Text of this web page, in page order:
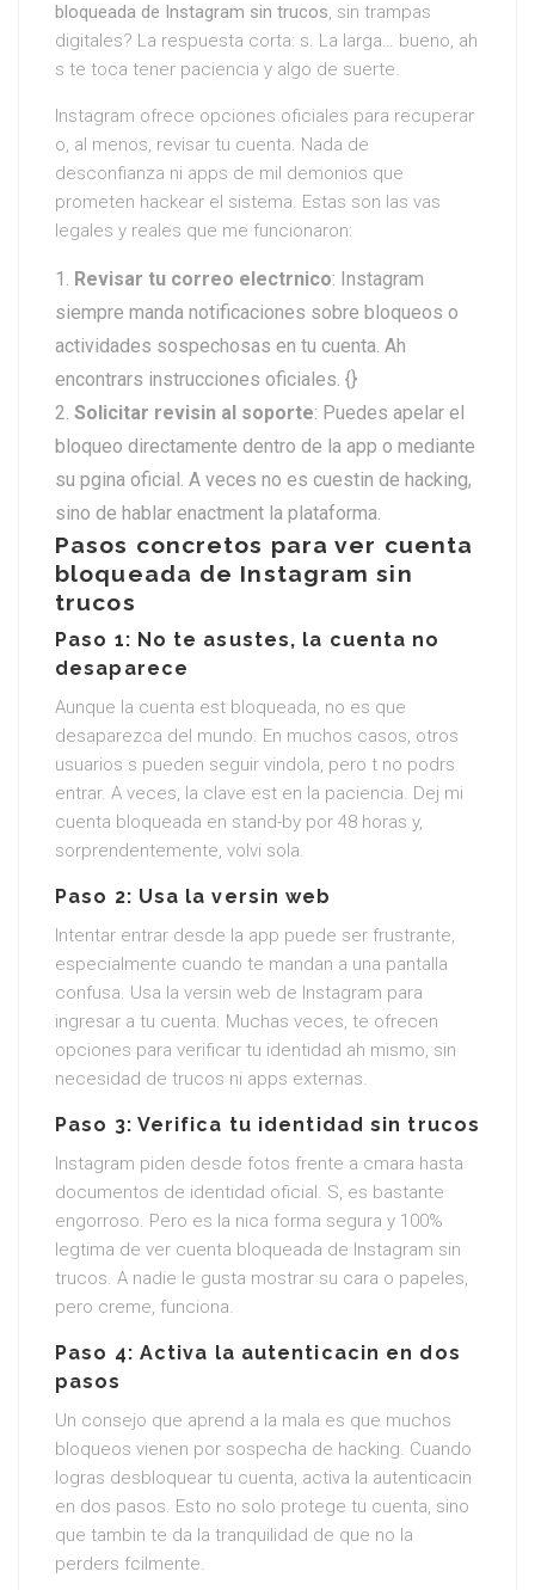
bloqueada de Instagram sin trucos, sin trampas
digitales? La respuesta corta: s. La larga… bueno, ah
s te toca tener paciencia y algo de suerte.
Instagram ofrece opciones oficiales para recuperar
o, al menos, revisar tu cuenta. Nada de
desconfianza ni apps de mil demonios que
prometen hackear el sistema. Estas son las vas
legales y reales que me funcionaron:
Revisar tu correo electrnico: Instagram
siempre manda notificaciones sobre bloqueos o
actividades sospechosas en tu cuenta. Ah
encontrars instrucciones oficiales. {}
Solicitar revisin al soporte: Puedes apelar el
bloqueo directamente dentro de la app o mediante
su pgina oficial. A veces no es cuestin de hacking,
sino de hablar enactment la plataforma.
Pasos concretos para ver cuenta
bloqueada de Instagram sin
trucos
Paso 1: No te asustes, la cuenta no
desaparece
Aunque la cuenta est bloqueada, no es que
desaparezca del mundo. En muchos casos, otros
usuarios s pueden seguir vindola, pero t no podrs
entrar. A veces, la clave est en la paciencia. Dej mi
cuenta bloqueada en stand-by por 48 horas y,
sorprendentemente, volvi sola.
Paso 2: Usa la versin web
Intentar entrar desde la app puede ser frustrante,
especialmente cuando te mandan a una pantalla
confusa. Usa la versin web de Instagram para
ingresar a tu cuenta. Muchas veces, te ofrecen
opciones para verificar tu identidad ah mismo, sin
necesidad de trucos ni apps externas.
Paso 3: Verifica tu identidad sin trucos
Instagram piden desde fotos frente a cmara hasta
documentos de identidad oficial. S, es bastante
engorroso. Pero es la nica forma segura y 100%
legtima de ver cuenta bloqueada de Instagram sin
trucos. A nadie le gusta mostrar su cara o papeles,
pero creme, funciona.
Paso 4: Activa la autenticacin en dos
pasos
Un consejo que aprend a la mala es que muchos
bloqueos vienen por sospecha de hacking. Cuando
logras desbloquear tu cuenta, activa la autenticacin
en dos pasos. Esto no solo protege tu cuenta, sino
que tambin te da la tranquilidad de que no la
perders fcilmente.